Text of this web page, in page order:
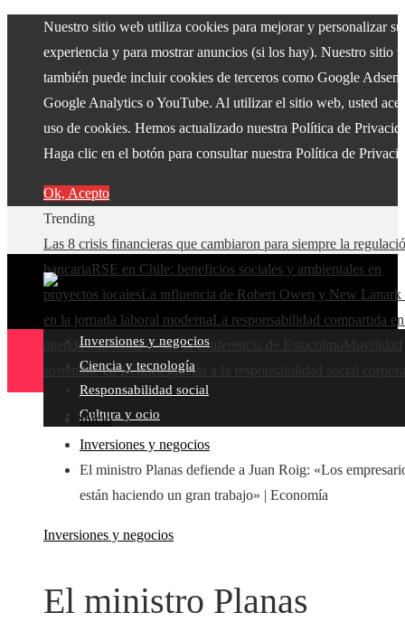
Nuestro sitio web utiliza cookies para mejorar y personalizar su
experiencia y para mostrar anuncios (si los hay). Nuestro sitio
también puede incluir cookies de terceros como Google
Google Analytics o YouTube. Al utilizar el sitio web, usted
uso de cookies. Hemos actualizado nuestra Política de
Haga clic en el botón para consultar nuestra Política de
Ok, Acepto
Trending
Las 8 crisis financieras que cambiaron para siempre la
bancariaRSE en Chile: beneficios sociales y ambientales en
proyectos localesLa influencia de Robert Owen y New
en la jornada laboral modernaLa responsabilidad compartida
agenda ambiental desde la conferencia de Estocolmo
sostenible en Bélgica gracias a la responsabilidad social
Inversiones y negocios
Ciencia y tecnología
Responsabilidad social
Cultura y ocio
Inicio
Inversiones y negocios
El ministro Planas defiende a Juan Roig: «Los
están haciendo un gran trabajo» | Economía
Inversiones y negocios
El ministro Planas